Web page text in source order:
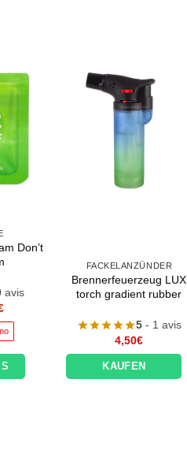
Don’t
avis
Le
actuel
est :
0,49€.
FACKELANZÜNDER
Brennerfeuerzeug LUX
torch gradient rubber
5- 1 avis
4,50€
KAUFEN